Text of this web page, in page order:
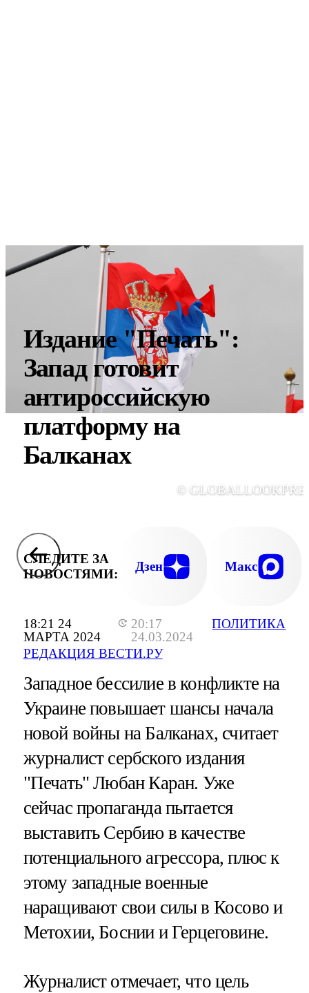
18:21 24
МАРТА 2024
20:17
24.03.2024
РЕДАКЦИЯ ВЕСТИ.РУ
ПОЛИТИКА
Издание "Печать":
Запад готовит
антироссийскую
платформу на
Балканах
©
СЛЕДИТЕ ЗА
НОВОСТЯМИ:
Дзен Макс
Западное бессилие в конфликте на
Украине повышает шансы начала
новой войны на Балканах, считает
журналист сербского издания
"Печать" Любан Каран. Уже
сейчас пропаганда пытается
выставить Сербию в качестве
потенциального агрессора, плюс к
этому западные военные
наращивают свои силы в Косово и
Метохии, Боснии и Герцеговине.
Журналист отмечает, что цель